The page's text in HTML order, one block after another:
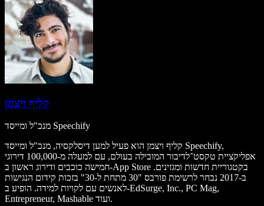
קליף ויצמן
מנכ"ל ומייסד Speechify
קליף ויצמן הוא פעיל למען דיסלקסיה, מנכ"ל ומייסד Speechify,
אפליקציית טקסט־לדיבור המובילה בעולם, עם למעלה מ-100,000 דירוגי
חמישה כוכבים ודירוג ראשון ב-App Store בקטגוריית חדשות ומגזינים.
ב-2017 נבחר לרשימת פורבס "30 מתחת ל-30" בזכות קידום הנגישות
לאנשים עם לקויות למידה. הופיע ב-EdSurge, Inc., PC Mag,
Entrepreneur, Mashable ועוד.